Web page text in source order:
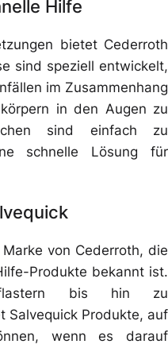
Hilfe
bietet Cederroth
sind speziell entwickelt,
im Zusammenhang
in den Augen zu
sind einfach zu
schnelle Lösung für
von Cederroth, die
Produkte bekannt ist.
bis hin zu
Salvequick Produkte, auf
wenn es darauf